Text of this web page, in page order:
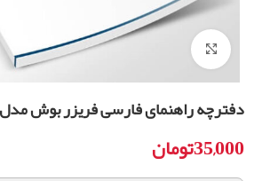
برای بزرگنمایی کلیک کنید
دفترچه راهنمای فارسی فریزر بوش مدلGSN36BI304
35,000تومان